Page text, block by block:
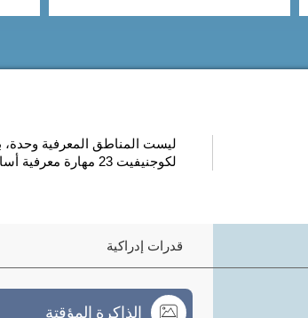
ليست المناطق المعرفية
لكوجنيفيت 23 مهارة معرفية أساسية:
قدرات إدراكية
الذاكرة المؤقتة